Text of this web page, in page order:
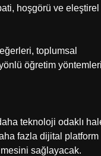
hoşgörü ve eleştirel
toplumsal
öğretim
teknoloji odaklı
fazla dijital platform
sağlayacak.